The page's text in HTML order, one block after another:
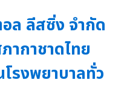
ล ลีสซิ่ง จำกัด
ากาชาดไทย
รงพยาบาลทั่ว